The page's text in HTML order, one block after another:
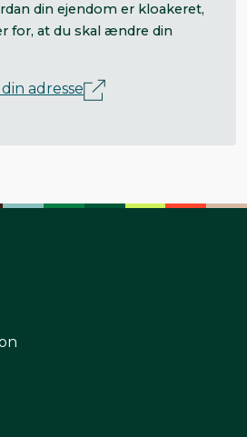
din ejendom er kloakeret,
for, at du skal ændre din
adresse